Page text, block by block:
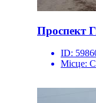
Проспект
ID:
Місце: